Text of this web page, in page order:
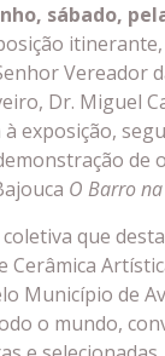
sábado,
Vereador
Dr. Miguel
exposição,
de
O Barro
que
Cerâmica
Município de
o mundo,